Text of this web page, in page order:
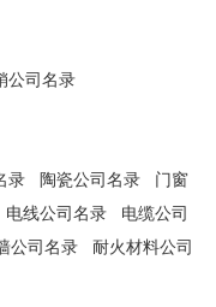
公司名录
录 陶瓷公司名录
门窗
电线公司名录
电缆公司
公司名录
耐火材料公司